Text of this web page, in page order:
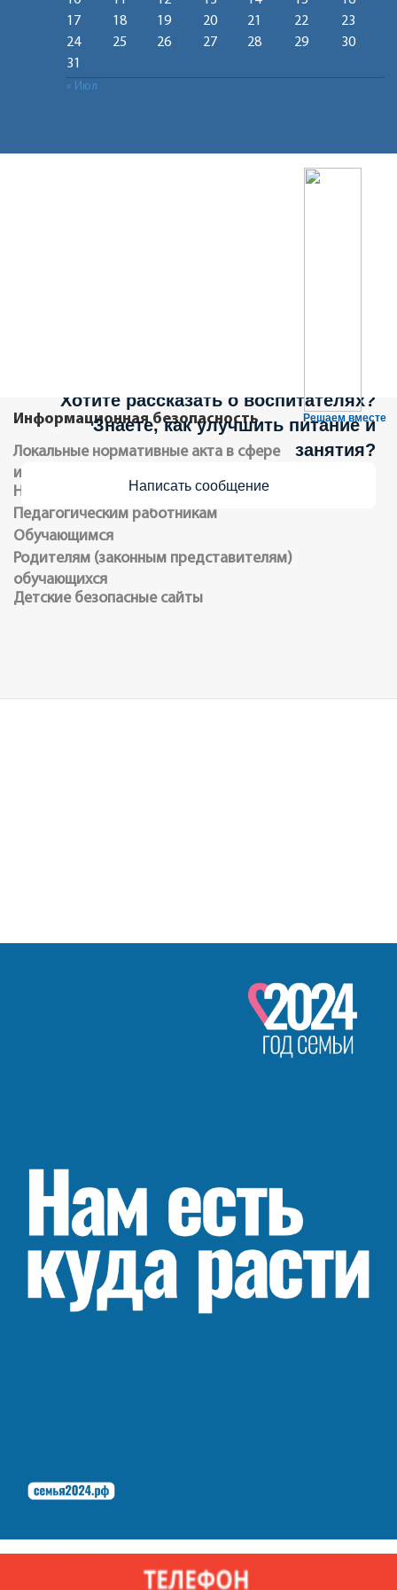
17
18 19 20 21 22
23
24
25 26 27 28 29
30
31
« Июл
Решаем вместе
Хотите рассказать о воспитателях?
Знаете, как улучшить питание и
занятия?
Написать сообщение
Информационная безопасность
Локальные нормативные акта в сфере
информационной безопасности обучающихся
Нормативное регулирование
Педагогическим работникам
Обучающимся
Родителям (законным представителям)
обучающихся
Детские безопасные сайты